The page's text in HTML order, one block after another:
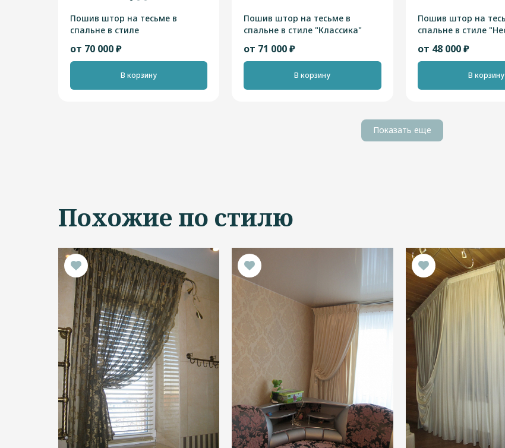
Пошив штор на тесьме в
спальне в стиле
от 70 000 ₽
В корзину
Пошив штор на тесьме в
спальне в стиле "Классика"
от 71 000 ₽
В корзину
Пошив штор на
спальне в стиле
от 48 000 ₽
В корзину
Показать еще
Похожие по стилю